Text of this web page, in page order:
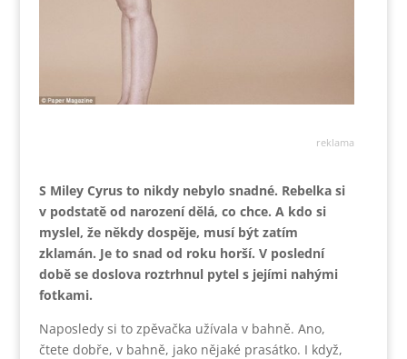
reklama
S Miley Cyrus to nikdy nebylo snadné. Rebelka si
v podstatě od narození dělá, co chce. A kdo si
myslel, že někdy dospěje, musí být zatím
zklamán. Je to snad od roku horší. V poslední
době se doslova roztrhnul pytel s jejími nahými
fotkami.
Naposledy si to zpěvačka užívala v bahně. Ano,
čtete dobře, v bahně, jako nějaké prasátko. I když,